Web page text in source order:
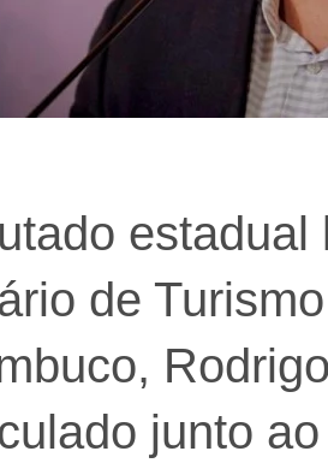
estadual
de
junto